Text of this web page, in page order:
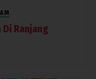
Ranjang